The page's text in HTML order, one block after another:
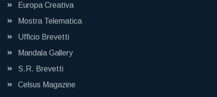
Europa Creativa
Mostra Telematica
Ufficio Brevetti
Mandala Gallery
S.R. Brevetti
Celsus Magazine